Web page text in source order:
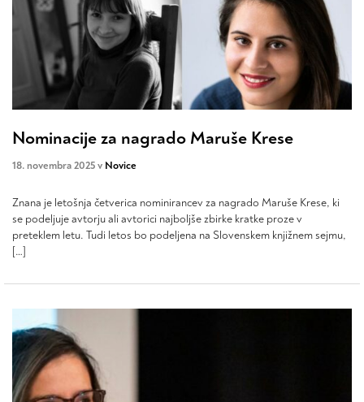
Nominacije za nagrado Maruše Krese
18. novembra 2025 v Novice
Znana je letošnja četverica nominirancev za nagrado Maruše Krese, ki
se podeljuje avtorju ali avtorici najboljše zbirke kratke proze v
preteklem letu. Tudi letos bo podeljena na Slovenskem knjižnem sejmu,
[…]